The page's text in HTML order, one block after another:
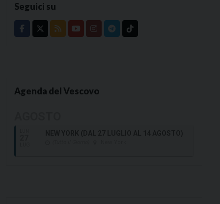
Seguici su
Agenda del Vescovo